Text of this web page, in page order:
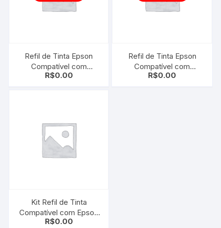
Refil de Tinta Epson
Compatível com
T606400 YELLOW |
R$0.00
Refil de Tinta Epson
Compatível com
T606300 VIVID
R$0.00
Kit Refil de Tinta
Compatível com Epson
T504 CMYK L4150
R$0.00